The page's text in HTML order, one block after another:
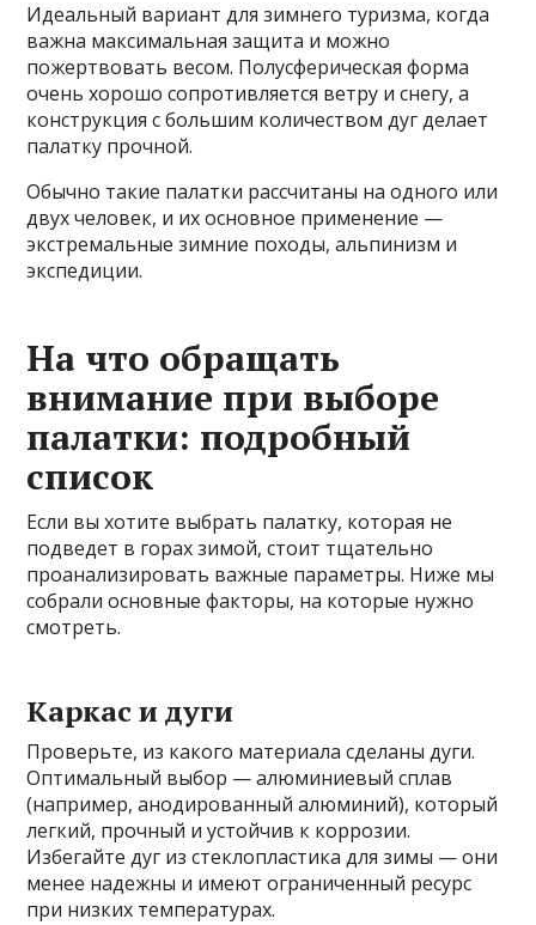
Идеальный вариант для зимнего туризма, когда
важна максимальная защита и можно
пожертвовать весом. Полусферическая форма
очень хорошо сопротивляется ветру и снегу, а
конструкция с большим количеством дуг делает
палатку прочной.
Обычно такие палатки рассчитаны на одного или
двух человек, и их основное применение —
экстремальные зимние походы, альпинизм и
экспедиции.
На что обращать
внимание при выборе
палатки: подробный
список
Если вы хотите выбрать палатку, которая не
подведет в горах зимой, стоит тщательно
проанализировать важные параметры. Ниже мы
собрали основные факторы, на которые нужно
смотреть.
Каркас и дуги
Проверьте, из какого материала сделаны дуги.
Оптимальный выбор — алюминиевый сплав
(например, анодированный алюминий), который
легкий, прочный и устойчив к коррозии.
Избегайте дуг из стеклопластика для зимы — они
менее надежны и имеют ограниченный ресурс
при низких температурах.